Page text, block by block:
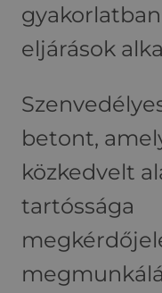
eljárások
betont,
közkedvelt
tartóssága